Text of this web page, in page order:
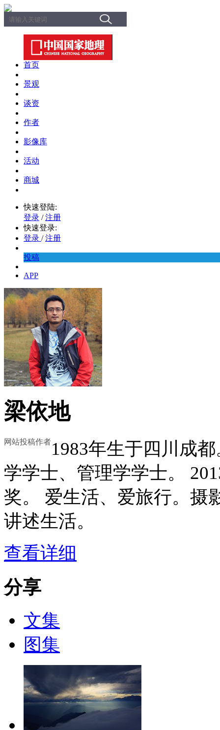
首页
景观
谈资
作者
影像库
活动
商城
快速登陆:
登录 / 注册
快速登录:
登录 / 注册
投稿
APP
梁依地
网站投稿作者1983年生于四川成
学学士、管理学学士。
奖。 爱生活、爱旅行。摄
讲述生活。
查看详细
分享
文集
图集